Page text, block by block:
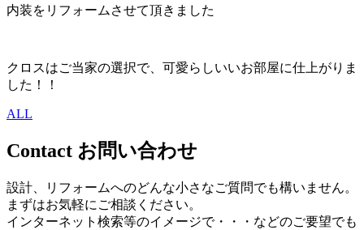
内装をリフォームさせて頂きました
クロスはご当家の選択で、可愛らしいいお部屋に仕上がりま
した！！
ALL
Contact お問い合わせ
設計、リフォームへのどんな小さなご質問でも構いません。
まずはお気軽にご相談ください。
インターネット検索等のイメージで・・・などのご要望でも